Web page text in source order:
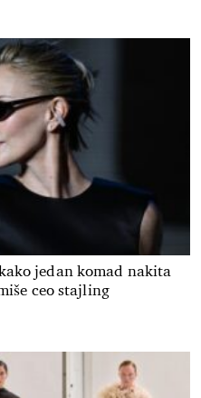
jedan komad nakita
ceo stajling